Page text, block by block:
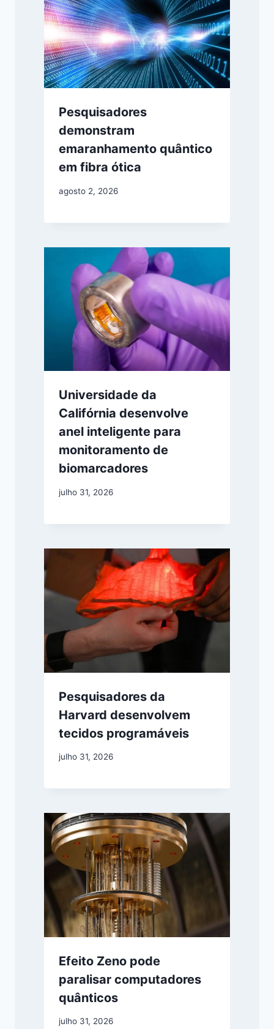
Pesquisadores
demonstram
emaranhamento quântico
em fibra ótica
agosto 2, 2026
Universidade da
Califórnia desenvolve
anel inteligente para
monitoramento de
biomarcadores
julho 31, 2026
Pesquisadores da
Harvard desenvolvem
tecidos programáveis
julho 31, 2026
Efeito Zeno pode
paralisar computadores
quânticos
julho 31, 2026